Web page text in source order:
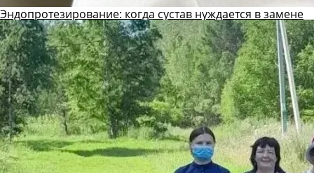
Эндопротезирование: когда сустав нуждается в замене